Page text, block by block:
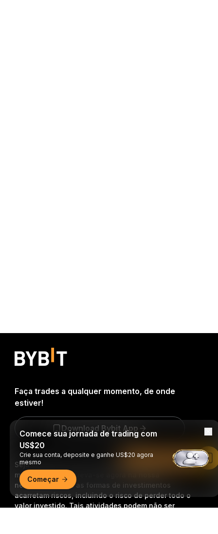
Seja o primeiro a obter insights e análises críticas do
mundo cripto: inscreva-se agora na nossa
newsletter.
Todas as formas de investimentos
acarretam riscos, incluindo o risco de perder todo o
valor investido. Tais atividades podem não ser
Faça trades a qualquer momento, de onde
estiver!
Download Bybit App
Comece sua jornada de trading com
US$20
Crie sua conta, deposite e ganhe US$20 agora
mesmo
Começar
Leia no app da Bybit